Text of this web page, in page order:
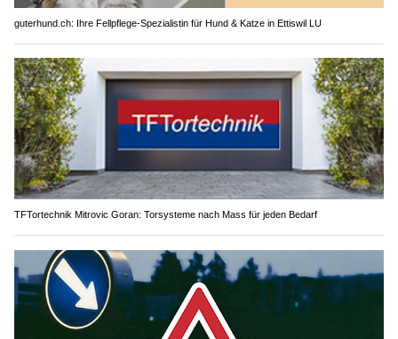
guterhund.ch: Ihre Fellpflege-Spezialistin für Hund & Katze in Ettiswil LU
TFTortechnik Mitrovic Goran: Torsysteme nach Mass für jeden Bedarf